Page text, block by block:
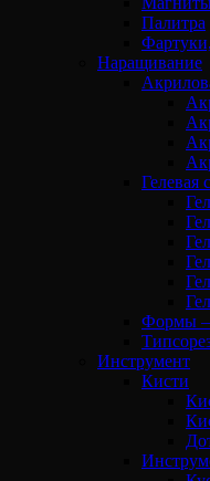
Палитра
Наращивание
Гелевая
Формы
Инструмент
Кисти